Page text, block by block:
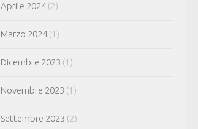
Aprile 2024 (2)
Marzo 2024 (1)
Dicembre 2023 (1)
Novembre 2023 (1)
Settembre 2023 (2)